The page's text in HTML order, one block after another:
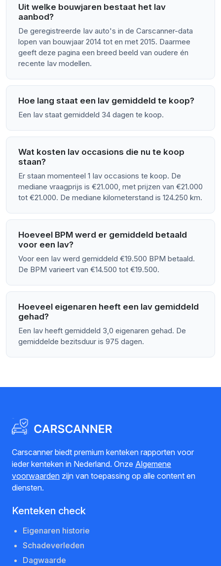
Uit welke bouwjaren bestaat het Iav
aanbod?
De geregistreerde Iav auto's in de Carscanner-data
lopen van bouwjaar 2014 tot en met 2015. Daarmee
geeft deze pagina een breed beeld van oudere én
recente Iav modellen.
Hoe lang staat een Iav gemiddeld te koop?
Een Iav staat gemiddeld 34 dagen te koop.
Wat kosten Iav occasions die nu te koop
staan?
Er staan momenteel 1 Iav occasions te koop. De
mediane vraagprijs is €21.000, met prijzen van €21.000
tot €21.000. De mediane kilometerstand is 124.250 km.
Hoeveel BPM werd er gemiddeld betaald
voor een Iav?
Voor een Iav werd gemiddeld €19.500 BPM betaald.
De BPM varieert van €14.500 tot €19.500.
Hoeveel eigenaren heeft een Iav gemiddeld
gehad?
Een Iav heeft gemiddeld 3,0 eigenaren gehad. De
gemiddelde bezitsduur is 975 dagen.
Carscanner biedt premium kenteken rapporten voor
ieder kenteken in Nederland. Onze Algemene
voorwaarden zijn van toepassing op alle content en
diensten.
Kenteken check
Eigenaren historie
Schadeverleden
Dagwaarde